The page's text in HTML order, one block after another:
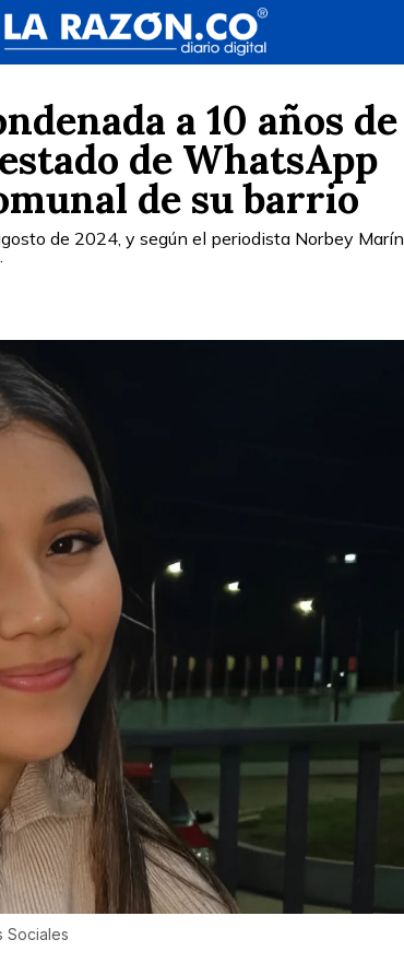
a 10 años de
de WhatsApp
de su barrio
de 2024, y según el periodista Norbey Marín,
Sociales